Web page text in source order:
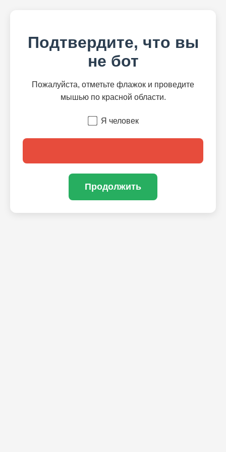
Подтвердите, что вы
не бот
Пожалуйста, отметьте флажок и проведите
мышью по красной области.
Я человек
Продолжить